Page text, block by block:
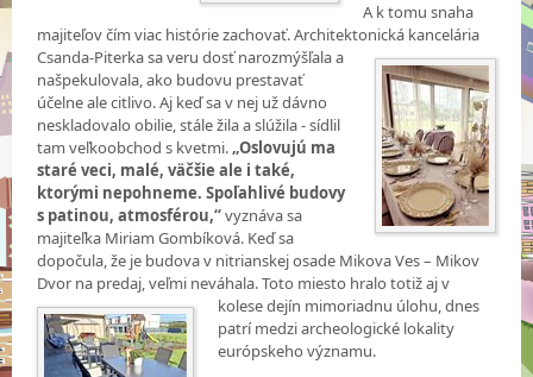
A k tomu snaha
majiteľov čím viac histórie zachovať. Architektonická kancelária
Csanda-Piterka sa veru dosť narozmýšľala a
našpekulovala, ako budovu prestavať
účelne ale citlivo. Aj keď sa v nej už dávno
neskladovalo obilie, stále žila a slúžila - sídlil
tam veľkoobchod s kvetmi.„Oslovujú ma
staré veci, malé, väčšie ale i také,
ktorými nepohneme. Spoľahlivé budovy
s patinou, atmosférou,“vyznáva sa
majiteľka Miriam Gombíková. Keď sa
dopočula, že je budova v nitrianskej osade Mikova Ves – Mikov
Dvor na predaj, veľmi neváhala. Toto miesto hralo totiž aj v
kolese dejín mimoriadnu úlohu,dnes
patrí medzi archeologické lokality
európskeho významu.